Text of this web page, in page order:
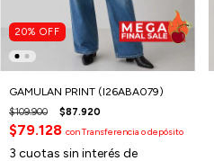
20% OFF
GAMULAN PRINT (I26ABA079)
$109.900 $87.920
$79.128 conTransferencia o depósito
3 cuotas sin interés de